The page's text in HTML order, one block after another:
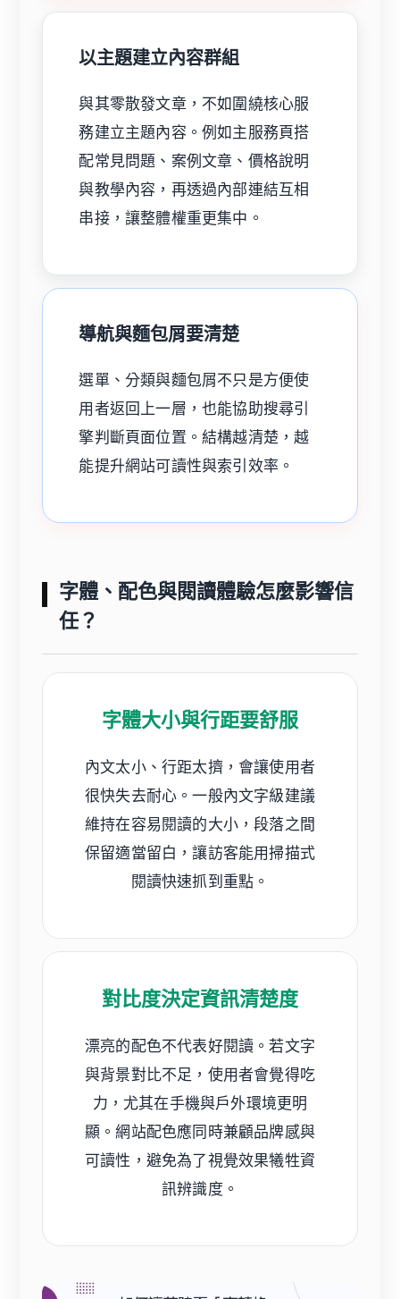
以主題建立內容群組
與其零散發文章，不如圍繞核心服
務建立主題內容。例如主服務頁搭
配常見問題、案例文章、價格說明
與教學內容，再透過內部連結互相
串接，讓整體權重更集中。
導航與麵包屑要清楚
選單、分類與麵包屑不只是方便使
用者返回上一層，也能協助搜尋引
擎判斷頁面位置。結構越清楚，越
能提升網站可讀性與索引效率。
字體、配色與閱讀體驗怎麼影響信
任？
字體大小與行距要舒服
內文太小、行距太擠，會讓使用者
很快失去耐心。一般內文字級建議
維持在容易閱讀的大小，段落之間
保留適當留白，讓訪客能用掃描式
閱讀快速抓到重點。
對比度決定資訊清楚度
漂亮的配色不代表好閱讀。若文字
與背景對比不足，使用者會覺得吃
力，尤其在手機與戶外環境更明
顯。網站配色應同時兼顧品牌感與
可讀性，避免為了視覺效果犧牲資
訊辨識度。